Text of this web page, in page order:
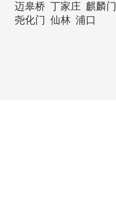
迈皋桥 丁家庄 麒麟门
尧化门 仙林 浦口